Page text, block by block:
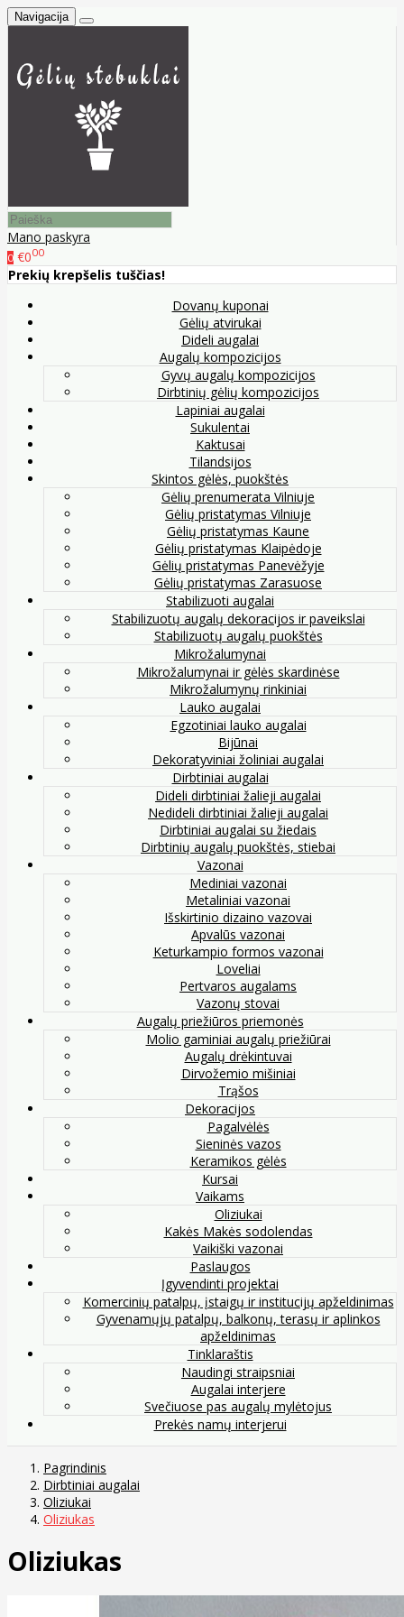
Navigacija
Mano paskyra
0 €000
Prekių krepšelis tuščias!
Dovanų kuponai
Gėlių atvirukai
Dideli augalai
Augalų kompozicijos
Gyvų augalų kompozicijos
Dirbtinių gėlių kompozicijos
Lapiniai augalai
Sukulentai
Kaktusai
Tilandsijos
Skintos gėlės, puokštės
Gėlių prenumerata Vilniuje
Gėlių pristatymas Vilniuje
Gėlių pristatymas Kaune
Gėlių pristatymas Klaipėdoje
Gėlių pristatymas Panevėžyje
Gėlių pristatymas Zarasuose
Stabilizuoti augalai
Stabilizuotų augalų dekoracijos ir paveikslai
Stabilizuotų augalų puokštės
Mikrožalumynai
Mikrožalumynai ir gėlės skardinėse
Mikrožalumynų rinkiniai
Lauko augalai
Egzotiniai lauko augalai
Bijūnai
Dekoratyviniai žoliniai augalai
Dirbtiniai augalai
Dideli dirbtiniai žalieji augalai
Nedideli dirbtiniai žalieji augalai
Dirbtiniai augalai su žiedais
Dirbtinių augalų puokštės, stiebai
Vazonai
Mediniai vazonai
Metaliniai vazonai
Išskirtinio dizaino vazovai
Apvalūs vazonai
Keturkampio formos vazonai
Loveliai
Pertvaros augalams
Vazonų stovai
Augalų priežiūros priemonės
Molio gaminiai augalų priežiūrai
Augalų drėkintuvai
Dirvožemio mišiniai
Trąšos
Dekoracijos
Pagalvėlės
Sieninės vazos
Keramikos gėlės
Kursai
Vaikams
Oliziukai
Kakės Makės sodolendas
Vaikiški vazonai
Paslaugos
Įgyvendinti projektai
Komercinių patalpų, įstaigų ir institucijų apželdinimas
Gyvenamųjų patalpų, balkonų, terasų ir aplinkos
apželdinimas
Tinklaraštis
Naudingi straipsniai
Augalai interjere
Svečiuose pas augalų mylėtojus
Prekės namų interjerui
Pagrindinis
Dirbtiniai augalai
Oliziukai
Oliziukas
Oliziukas